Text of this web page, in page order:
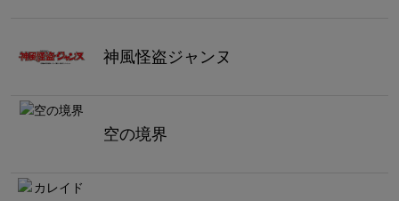
神風怪盗ジャンヌ
空の境界